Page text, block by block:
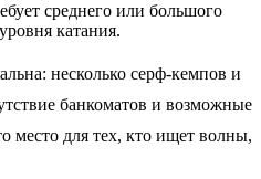
среднего или большого
катания.
несколько серф-кемпов и
банкоматов и возможные
место для тех, кто ищет волны,